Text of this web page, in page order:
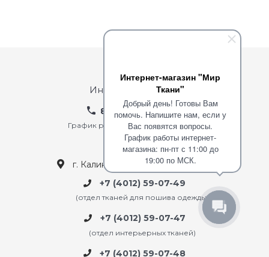
Интернет-магазин "Мир
Ткани"
Добрый день! Готовы Вам
помочь. Напишите нам, если у
Вас появятся вопросы.
График работы интернет-
магазина: пн-пт с 11:00 до
19:00 по МСК.
Интернет-магазин
8 (800) 200-38-25
График работы: пн-пт: с 10-00 до 18-00
сб-вскр: выходной
г. Калининград ул. 9 апреля, 50А
+7 (4012) 59-07-49
(отдел тканей для пошива одежды)
+7 (4012) 59-07-47
(отдел интерьерных тканей)
+7 (4012) 59-07-48